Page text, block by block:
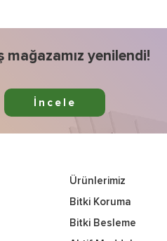
mağazamız yenilendi!
İncele
Ürünlerimiz
Bitki Koruma
Bitki Besleme